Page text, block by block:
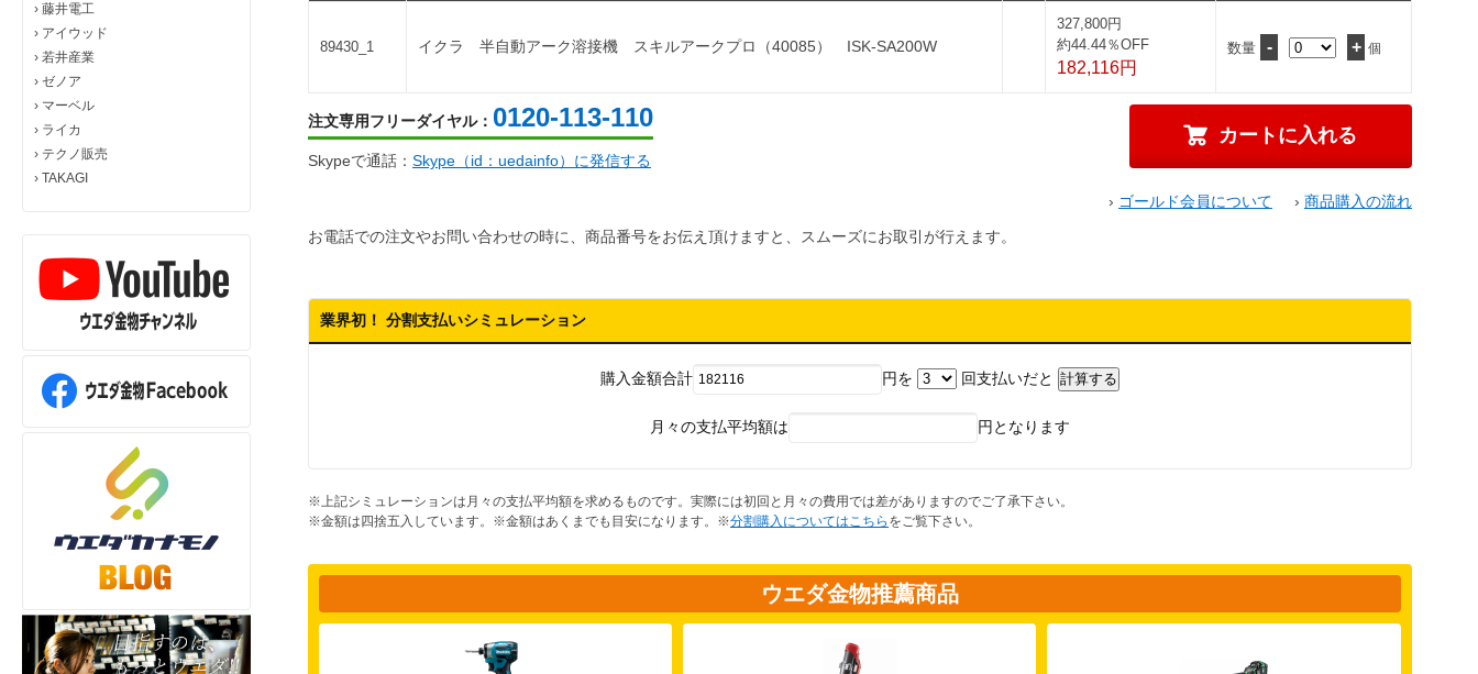
› 藤井電工
› アイウッド
› 若井産業
› ゼノア
› マーベル
› ライカ
› テクノ販売
› TAKAGI
89430_1 イクラ 半自動アーク溶接機 スキルアークプロ（40085） ISK-SA200W
327,800円
約44.44％OFF
182,116円
数量 - + 個
› ゴールド会員について › 商品購入の流れ
注文専用フリーダイヤル： 0120-113-110
Skypeで通話： Skype（id：uedainfo）に発信する
お電話での注文やお問い合わせの時に、商品番号をお伝え頂けますと、スムーズにお取引が行えます。
業界初！ 分割支払いシミュレーション
購入金額合計 円を 回支払いだと
月々の支払平均額は 円となります
※上記シミュレーションは月々の支払平均額を求めるものです。実際には初回と月々の費用では差がありますのでご了承下さい。
※金額は四捨五入しています。※金額はあくまでも目安になります。※分割購入についてはこちら をご覧下さい。
ウエダ金物推薦商品